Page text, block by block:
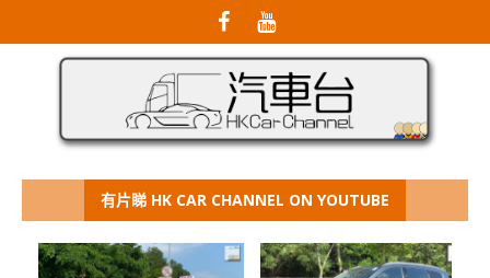
有片睇 HK CAR CHANNEL ON YOUTUBE